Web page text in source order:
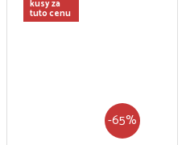
kusy za
tuto cenu
-65%